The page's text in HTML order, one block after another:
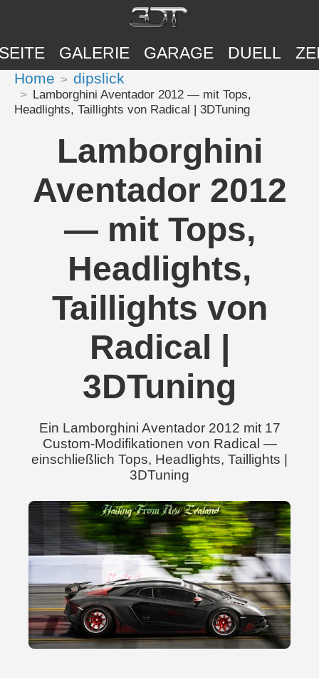
GALERIE GARAGE DUELL
Home dipslick
Lamborghini Aventador 2012 — mit Tops,
Headlights, Taillights von Radical | 3DTuning
Lamborghini
Aventador 2012
— mit Tops,
Headlights,
Taillights von
Radical |
3DTuning
Ein Lamborghini Aventador 2012 mit 17
Custom-Modifikationen von Radical —
einschließlich Tops, Headlights, Taillights |
3DTuning